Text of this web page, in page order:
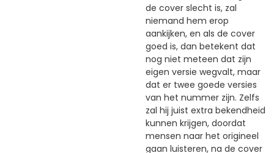
de cover slecht is, zal
niemand hem erop
aankijken, en als de cover
goed is, dan betekent dat
nog niet meteen dat zijn
eigen versie wegvalt, maar
dat er twee goede versies
van het nummer zijn. Zelfs
zal hij juist extra bekendheid
kunnen krijgen, doordat
mensen naar het origineel
gaan luisteren, na de cover